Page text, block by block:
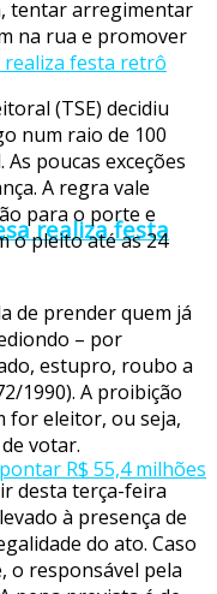
realiza festa
tentar arregimentar
na rua e promover
(TSE) decidiu
num raio de 100
poucas exceções
A regra vale
para o porte e
o pleito até as 24
de prender quem já
– por
estupro, roubo a
1990). A proibição
for eleitor, ou seja,
votar.
desta terça-feira
à presença de
do ato. Caso
o responsável pela